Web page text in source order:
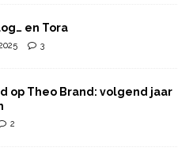
en Tora
3
op Theo Brand: volgend jaar
2